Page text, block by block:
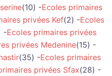
(10) -Ecoles primaires
privées Kef(2) -Ecoles
-Ecoles primaires privées
privées Medenine(15) -
(35) -Ecoles primaires
privées Sfax(28) -